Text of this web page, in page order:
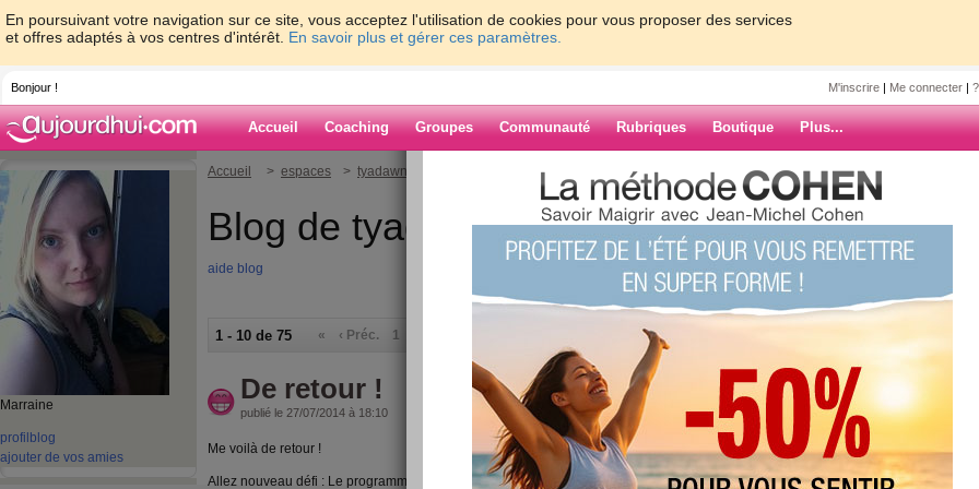
En poursuivant votre navigation sur ce site, vous acceptez l'utilisation de cookies pour vous proposer des services
et offres adaptés à vos centres d'intérêt. En savoir plus et gérer ces paramètres.
Bonjour ! M'inscrire | Me connecter |
Accueil Coaching Groupes Communauté Rubriques Boutique Plus...
Marraine
profil blog
ajouter de vos amies
Accueil > espaces > tyadawn
Blog de tyadawn
aide blog
1 - 10 de 75 « ‹ Préc. 1
De retour !
publié le 27/07/2014 à 18:10
Me voilà de retour !
Allez nouveau défi : Le programme Insanity !
ARCHIVES